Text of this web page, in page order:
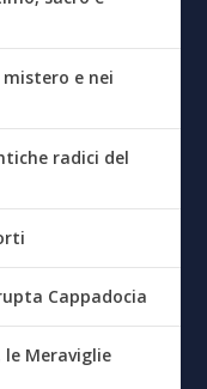
mistero e nei
radici del
Cappadocia
le Meraviglie